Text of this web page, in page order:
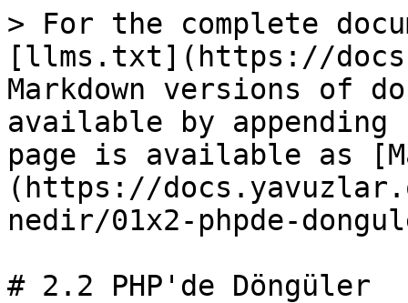
> For the complete
[llms.txt](https://
Markdown versions of
available by
page is available as
(https://
nedir/01x2-phpde-
# 2.2 PHP'de Döngüler